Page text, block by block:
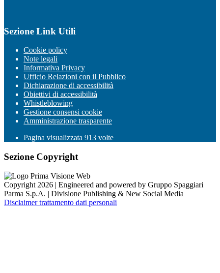
Sezione Link Utili
Cookie policy
Note legali
Informativa Privacy
Ufficio Relazioni con il Pubblico
Dichiarazione di accessibilità
Obiettivi di accessibilità
Whistleblowing
Gestione consensi cookie
Amministrazione trasparente
Pagina visualizzata 913 volte
Sezione Copyright
Copyright 2026 | Engineered and powered by Gruppo Spaggiari
Parma S.p.A. | Divisione Publishing & New Social Media
Disclaimer trattamento dati personali